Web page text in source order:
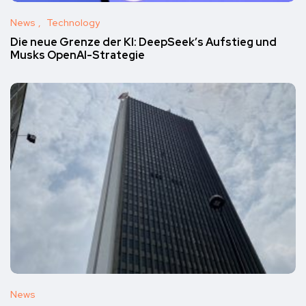
News Technology
Die neue Grenze der KI: DeepSeek’s Aufstieg und
Musks OpenAI-Strategie
News